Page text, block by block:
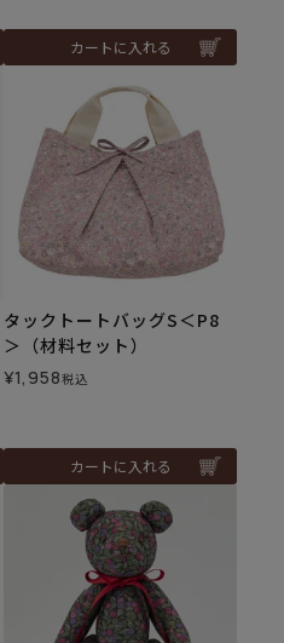
カートに入れる
タックトートバッグS＜P8
＞（材料セット）
¥1,958税込
カートに入れる